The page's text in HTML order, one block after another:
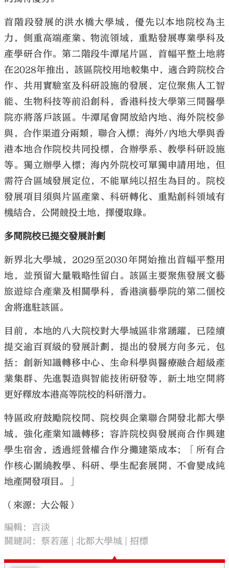
首階段發展的洪水橋大學城，優先以本地院校為主
力，側重高端產業、物流領域，重點發展專業學科及
產學研合作。第二階段牛潭尾片區，首幅平整土地將
在2028年推出，該區院校用地較集中，適合跨院校合
作、共用實驗室及科研設施的發展，定位聚焦人工智
能、生物科技等前沿創科，香港科技大學第三間醫學
院亦將落戶該區。牛潭尾會開放給內地、海外院校參
與，合作渠道分兩類，聯合入標：海外/內地大學與香
港本地合作院校共同投標，合辦學系、教學科研設施
等。獨立辦學入標；海內外院校可單獨申請用地，但
需符合區域發展定位，不能單純以招生為目的。院校
發展項目須與片區產業、科研轉化、重點創科領域有
機結合，公開競投土地，擇優取錄。
多間院校已提交發展計劃
新界北大學城，2029至2030年開始推出首幅平整用
地，並預留大量戰略性留白。該區主要聚焦發展文藝
旅遊綜合產業及相關學科，香港演藝學院的第二個校
舍將進駐該區。
目前，本地的八大院校對大學城區非常踴躍，已陸續
提交逾百頁級的發展計劃，提出的發展方向多元，包
括：創新知識轉移中心、生命科學與醫療融合超級產
業集群、先進製造與智能技術研發等，新土地空間將
更好釋放本港高等院校的科研潛力。
特區政府鼓勵院校間、院校與企業聯合開發北都大學
城，強化產業知識轉移；容許院校與發展商合作興建
學生宿舍，透過經營權合作分攤建築成本；「所有合
作核心圍繞教學、科研、學生配套展開，不會變成純
地產開發項目。」
（來源：大公報）
編輯：言淡
關鍵詞： 蔡若蓮 北都大學城 招標